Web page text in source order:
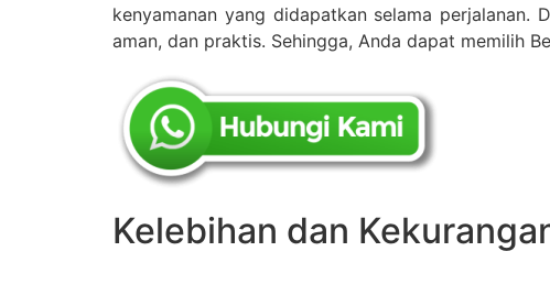
kenyamanan yang didapatkan selama perjalanan.
aman, dan praktis. Sehingga, Anda dapat memilih
Kelebihan dan